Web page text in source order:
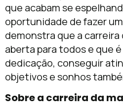
que acabam se
oportunidade de fazer
demonstra que a carreira
aberta para todos e que
dedicação, conseguir
objetivos e sonhos
Sobre a carreira da